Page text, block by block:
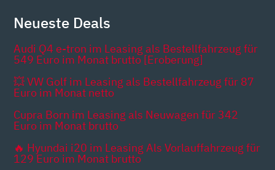
Neueste Deals
Audi Q4 e-tron im Leasing als Bestellfahrzeug für
549 Euro im Monat brutto [Eroberung]
💥 VW Golf im Leasing als Bestellfahrzeug für 87
Euro im Monat netto
Cupra Born im Leasing als Neuwagen für 342
Euro im Monat brutto
🔥 Hyundai i20 im Leasing Als Vorlauffahrzeug für
129 Euro im Monat brutto